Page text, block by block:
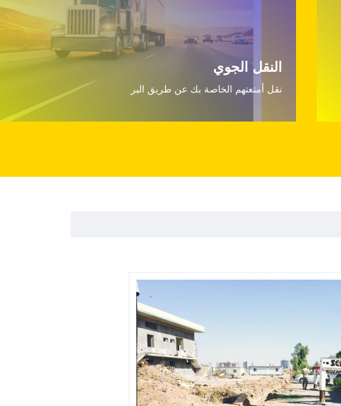
النقل الجوي
نقل أمتعتهم الخاصة بك عن طريق البر